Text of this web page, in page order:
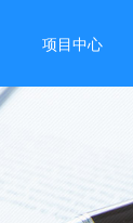
项目中心